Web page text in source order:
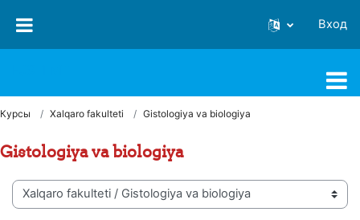
Вход
Курсы Xalqaro fakulteti Gistologiya va biologiya
Gistologiya va biologiya
Категории курсов